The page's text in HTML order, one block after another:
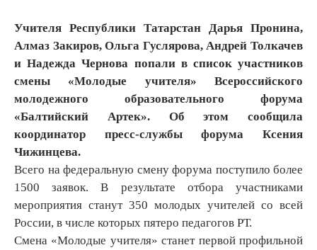
Учителя Республики Татарстан Дарья Пронина,
Алмаз Закиров, Ольга Гуслярова, Андрей Толкачев
и Надежда Чернова попали в список участников
смены «Молодые учителя» Всероссийского
молодежного образовательного форума
«Балтийский Артек». Об этом сообщила
координатор пресс-службы форума Ксения
Чижинцева.
Всего на федеральную смену форума поступило более
1500 заявок. В результате отбора участниками
мероприятия станут 350 молодых учителей со всей
России, в числе которых пятеро педагогов РТ.
Смена «Молодые учителя» станет первой профильной